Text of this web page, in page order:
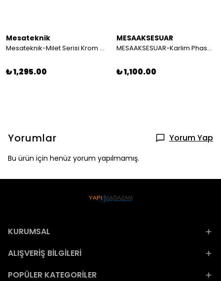
Mesateknik
Mesateknik-Milet Serisi Krom 3'lü Banyo Aksesuar Seti (kare Havluluk )
₺ 1,295.00
MESAAKSESUAR
MESAAKSESUAR-Karlim Phaselis Kare Havluluk Gold
₺ 1,100.00
Yorumlar Yorum Yap
Bu ürün için henüz yorum yapılmamış.
KURUMSAL
ALIŞVERİŞ BİLGİLERİ
POPÜLER KATEGORİLER